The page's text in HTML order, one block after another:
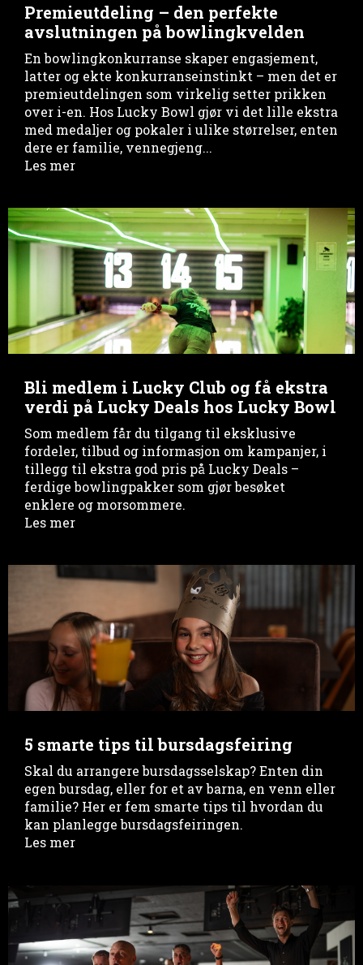
Premieutdeling – den perfekte
avslutningen på bowlingkvelden
En bowlingkonkurranse skaper engasjement,
latter og ekte konkurranseinstinkt – men det er
premieutdelingen som virkelig setter prikken
over i-en. Hos Lucky Bowl gjør vi det lille ekstra
med medaljer og pokaler i ulike størrelser, enten
dere er familie, vennegjeng...
Les mer
Bli medlem i Lucky Club og få ekstra
verdi på Lucky Deals hos Lucky Bowl
Som medlem får du tilgang til eksklusive
fordeler, tilbud og informasjon om kampanjer, i
tillegg til ekstra god pris på Lucky Deals –
ferdige bowlingpakker som gjør besøket
enklere og morsommere.
Les mer
5 smarte tips til bursdagsfeiring
Skal du arrangere bursdagsselskap? Enten din
egen bursdag, eller for et av barna, en venn eller
familie? Her er fem smarte tips til hvordan du
kan planlegge bursdagsfeiringen.
Les mer